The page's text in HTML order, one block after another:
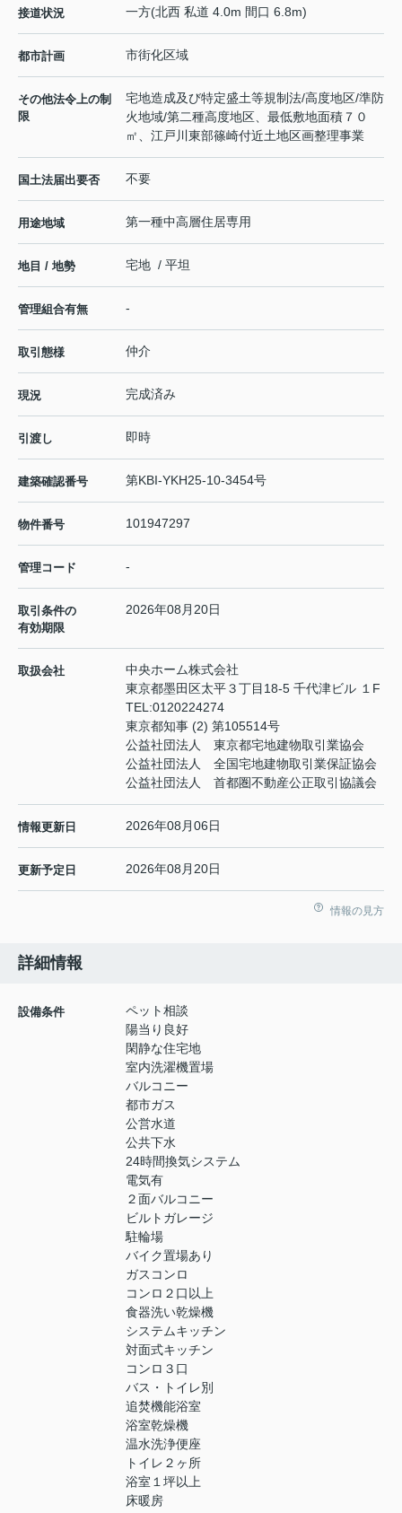
接道状況 一方(北西 私道 4.0m 間口 6.8m)
都市計画 市街化区域
その他法令上の制
限
宅地造成及び特定盛土等規制法/高度地区/準防
火地域/第二種高度地区、最低敷地面積７０
㎡、江戸川東部篠崎付近土地区画整理事業
国土法届出要否 不要
用途地域 第一種中高層住居専用
地目 / 地勢 宅地 / 平坦
管理組合有無 -
取引態様 仲介
現況 完成済み
引渡し 即時
建築確認番号 第KBI-YKH25-10-3454号
物件番号 101947297
管理コード -
取引条件の
有効期限
2026年08月20日
取扱会社
中央ホーム株式会社
東京都墨田区太平３丁目18-5 千代津ビル １F
TEL:0120224274
東京都知事 (2) 第105514号
公益社団法人 東京都宅地建物取引業協会
公益社団法人 全国宅地建物取引業保証協会
公益社団法人 首都圏不動産公正取引協議会
情報更新日 2026年08月06日
更新予定日 2026年08月20日
情報の見方
詳細情報
設備条件
ペット相談
陽当り良好
閑静な住宅地
室内洗濯機置場
バルコニー
都市ガス
公営水道
公共下水
24時間換気システム
電気有
２面バルコニー
ビルトガレージ
駐輪場
バイク置場あり
ガスコンロ
コンロ２口以上
食器洗い乾燥機
システムキッチン
対面式キッチン
コンロ３口
バス・トイレ別
追焚機能浴室
浴室乾燥機
温水洗浄便座
トイレ２ヶ所
浴室１坪以上
床暖房